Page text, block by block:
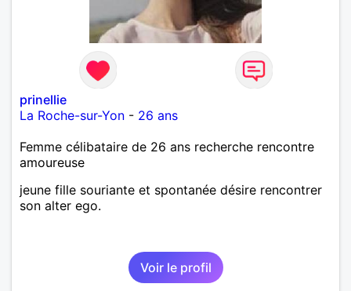
prinellie
La Roche-sur-Yon - 26 ans
Femme célibataire de 26 ans recherche rencontre
amoureuse
jeune fille souriante et spontanée désire rencontrer
son alter ego.
Voir le profil